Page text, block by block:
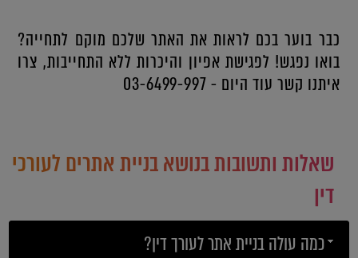
כבר בוער בכם לראות את האתר שלכם מוקם לתחייה?
בואו נפגש! לפגישת אפיון והיכרות ללא התחייבות, צרו
איתנו קשר עוד היום - 03-6499-997
שאלות ותשובות בנושא בניית אתרים לעורכי
דין
כמה עולה בניית אתר לעורך דין?